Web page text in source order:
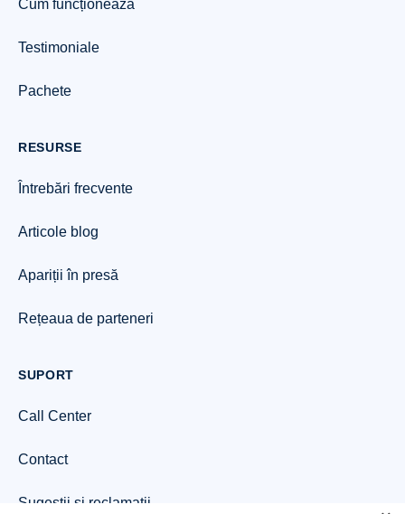
Cum funcționează
Testimoniale
Pachete
RESURSE
Întrebări frecvente
Articole blog
Apariții în presă
Rețeaua de parteneri
SUPORT
Call Center
Contact
Sugestii si reclamații